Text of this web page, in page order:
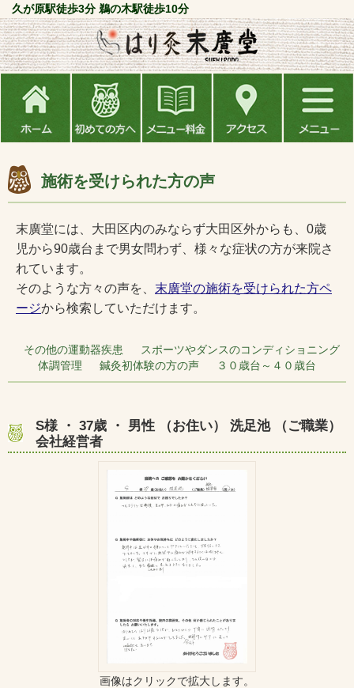
久が原駅徒歩3分 鵜の木駅徒歩10分
施術を受けられた方の声
末廣堂には、大田区内のみならず大田区外からも、0歳
児から90歳台まで男女問わず、様々な症状の方が来院さ
れています。
そのような方々の声を、 末廣堂の施術を受けられた方ペ
ージから検索していただけます。
その他の運動器疾患 スポーツやダンスのコンディショニング
体調管理 鍼灸初体験の方の声 ３０歳台～４０歳台
S様 ・ 37歳 ・ 男性 （お住い） 洗足池 （ご職業）
会社経営者
画像はクリックで拡大します。